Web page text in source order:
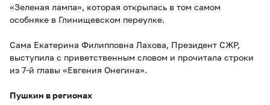
«Зеленая лампа», которая открылась в том самом
особняке в Глинищевском переулке.
Сама Екатерина Филипповна Лахова, Президент СЖР,
выступила с приветственным словом и прочитала строки
из 7-й главы «Евгения Онегина».
Пушкин в регионах